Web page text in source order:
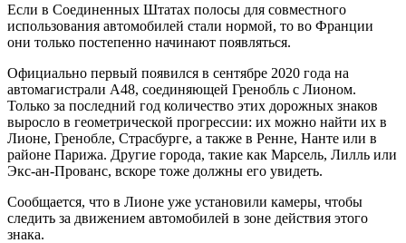
Если в Соединенных Штатах полосы для совместного
использования автомобилей стали нормой, то во Франции
они только постепенно начинают появляться.
Официально первый появился в сентябре 2020 года на
автомагистрали А48, соединяющей Гренобль с Лионом.
Только за последний год количество этих дорожных знаков
выросло в геометрической прогрессии: их можно найти их в
Лионе, Гренобле, Страсбурге, а также в Ренне, Нанте или в
районе Парижа. Другие города, такие как Марсель, Лилль или
Экс-ан-Прованс, вскоре тоже должны его увидеть.
Сообщается, что в Лионе уже установили камеры, чтобы
следить за движением автомобилей в зоне действия этого
знака.